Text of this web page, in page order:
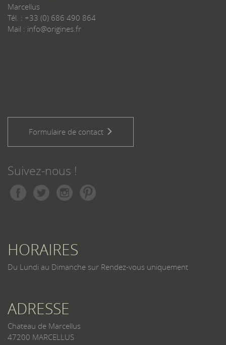
Marcellus
Tél. : +33 (0) 686 490 864
Mail : info@origines.fr
Formulaire de contact
Suivez-nous !
HORAIRES
Du Lundi au Dimanche sur Rendez-vous uniquement
ADRESSE
Chateau de Marcellus
47200 MARCELLUS